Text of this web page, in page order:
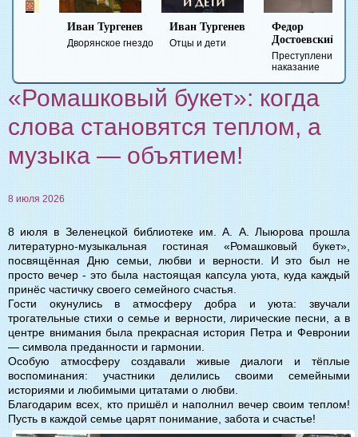
Иван Тургенев
Дворянское гнездо
Иван Тургенев
Отцы и дети
Федор
Достоевский
Преступление и
наказание
«Ромашковый букет»: когда
слова становятся теплом, а
музыка — объятием!
8 июля 2026
8 июля в Зеленецкой библиотеке им. А. А. Лыюрова прошла
литературно-музыкальная гостиная «Ромашковый букет»,
посвящённая Дню семьи, любви и верности. И это был не
просто вечер - это была настоящая капсула уюта, куда каждый
принёс частичку своего семейного счастья.
Гости окунулись в атмосферу добра и уюта: звучали
трогательные стихи о семье и верности, лирические песни, а в
центре внимания была прекрасная история Петра и Февронии
— символа преданности и гармонии.
Особую атмосферу создавали живые диалоги и тёплые
воспоминания: участники делились своими семейными
историями и любимыми цитатами о любви.
Благодарим всех, кто пришёл и наполнил вечер своим теплом!
Пусть в каждой семье царят понимание, забота и счастье!